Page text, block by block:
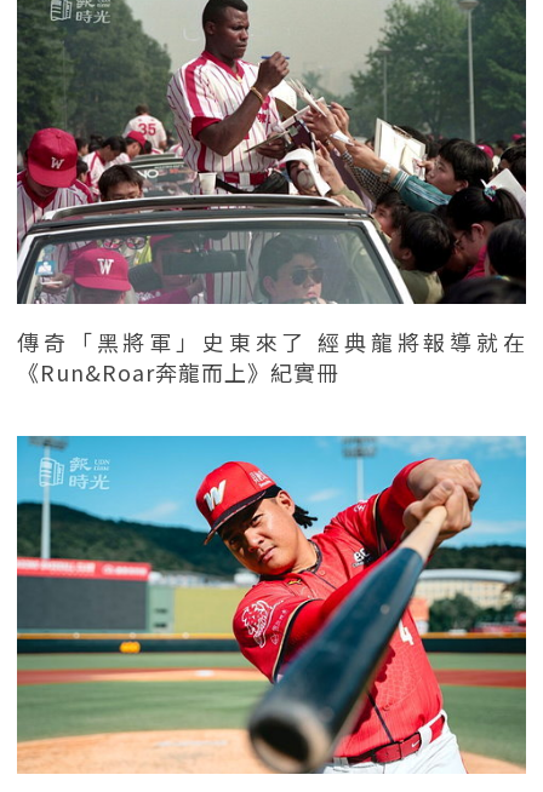
傳奇「黑將軍」史東來了 經典龍將報導就在
《Run&Roar奔龍而上》紀實冊